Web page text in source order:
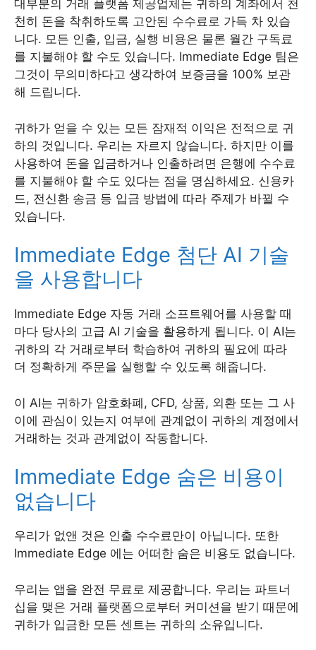
대부분의 거래 플랫폼 제공업체는 귀하의 계좌에서 천
천히 돈을 착취하도록 고안된 수수료로 가득 차 있습
니다. 모든 인출, 입금, 실행 비용은 물론 월간 구독료
를 지불해야 할 수도 있습니다. Immediate Edge 팀은
그것이 무의미하다고 생각하여 보증금을 100% 보관
해 드립니다.
귀하가 얻을 수 있는 모든 잠재적 이익은 전적으로 귀
하의 것입니다. 우리는 자르지 않습니다. 하지만 이를
사용하여 돈을 입금하거나 인출하려면 은행에 수수료
를 지불해야 할 수도 있다는 점을 명심하세요. 신용카
드, 전신환 송금 등 입금 방법에 따라 주제가 바뀔 수
있습니다.
Immediate Edge 첨단 AI 기술
을 사용합니다
Immediate Edge 자동 거래 소프트웨어를 사용할 때
마다 당사의 고급 AI 기술을 활용하게 됩니다. 이 AI는
귀하의 각 거래로부터 학습하여 귀하의 필요에 따라
더 정확하게 주문을 실행할 수 있도록 해줍니다.
이 AI는 귀하가 암호화폐, CFD, 상품, 외환 또는 그 사
이에 관심이 있는지 여부에 관계없이 귀하의 계정에서
거래하는 것과 관계없이 작동합니다.
Immediate Edge 숨은 비용이
없습니다
우리가 없앤 것은 인출 수수료만이 아닙니다. 또한
Immediate Edge 에는 어떠한 숨은 비용도 없습니다.
우리는 앱을 완전 무료로 제공합니다. 우리는 파트너
십을 맺은 거래 플랫폼으로부터 커미션을 받기 때문에
귀하가 입금한 모든 센트는 귀하의 소유입니다.